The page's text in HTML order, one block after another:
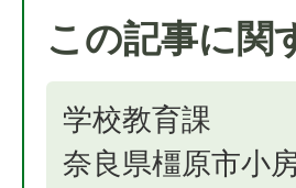
この記事に関
学校教育課
奈良県橿原市小